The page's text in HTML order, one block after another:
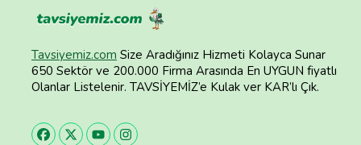
Tavsiyemiz.com Size Aradığınız Hizmeti Kolayca Sunar
650 Sektör ve 200.000 Firma Arasında En UYGUN fiyatlı
Olanlar Listelenir. TAVSİYEMİZ’e Kulak ver KAR’lı Çık.